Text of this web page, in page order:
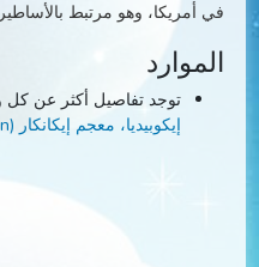
هوإيك ماسترمن
توجد تفاصيل أكثر عن كل